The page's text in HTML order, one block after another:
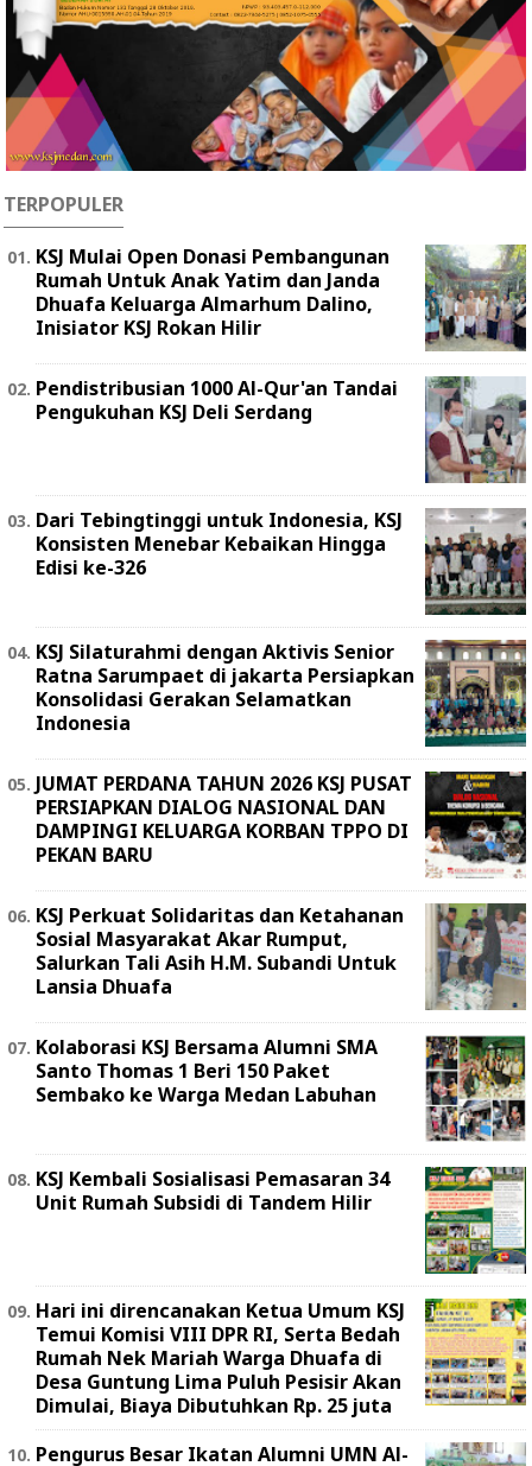
TERPOPULER
KSJ Mulai Open Donasi Pembangunan
Rumah Untuk Anak Yatim dan Janda
Dhuafa Keluarga Almarhum Dalino,
Inisiator KSJ Rokan Hilir
Pendistribusian 1000 Al-Qur'an Tandai
Pengukuhan KSJ Deli Serdang
Dari Tebingtinggi untuk Indonesia, KSJ
Konsisten Menebar Kebaikan Hingga
Edisi ke-326
KSJ Silaturahmi dengan Aktivis Senior
Ratna Sarumpaet di jakarta Persiapkan
Konsolidasi Gerakan Selamatkan
Indonesia
JUMAT PERDANA TAHUN 2026 KSJ PUSAT
PERSIAPKAN DIALOG NASIONAL DAN
DAMPINGI KELUARGA KORBAN TPPO DI
PEKAN BARU
KSJ Perkuat Solidaritas dan Ketahanan
Sosial Masyarakat Akar Rumput,
Salurkan Tali Asih H.M. Subandi Untuk
Lansia Dhuafa
Kolaborasi KSJ Bersama Alumni SMA
Santo Thomas 1 Beri 150 Paket
Sembako ke Warga Medan Labuhan
KSJ Kembali Sosialisasi Pemasaran 34
Unit Rumah Subsidi di Tandem Hilir
Hari ini direncanakan Ketua Umum KSJ
Temui Komisi VIII DPR RI, Serta Bedah
Rumah Nek Mariah Warga Dhuafa di
Desa Guntung Lima Puluh Pesisir Akan
Dimulai, Biaya Dibutuhkan Rp. 25 juta
Pengurus Besar Ikatan Alumni UMN Al-